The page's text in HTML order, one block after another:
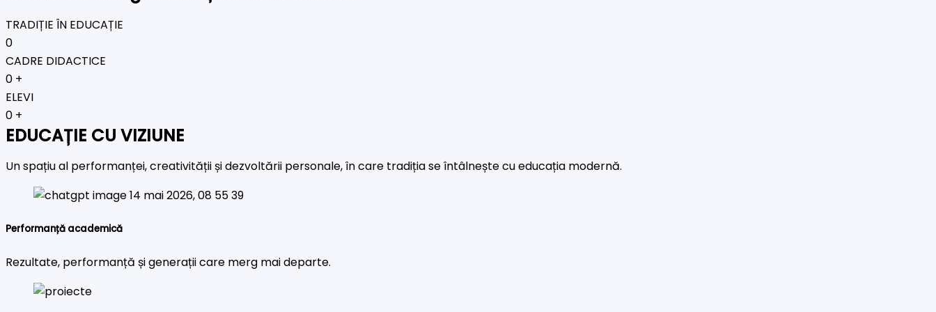
TRADIȚIE ÎN EDUCAȚIE
0
CADRE DIDACTICE
0 +
ELEVI
0 +
EDUCAȚIE CU VIZIUNE
Un spațiu al performanței, creativității și dezvoltării personale, în care tradiția se întâlnește cu educația modernă.
Performanță academică
Rezultate, performanță și generații care merg mai departe.